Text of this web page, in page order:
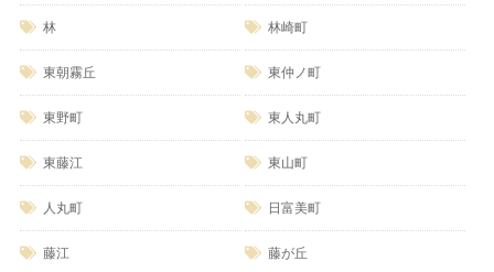
林 林崎町
東朝霧丘 東仲ノ町
東野町 東人丸町
東藤江 東山町
人丸町 日富美町
藤江 藤が丘